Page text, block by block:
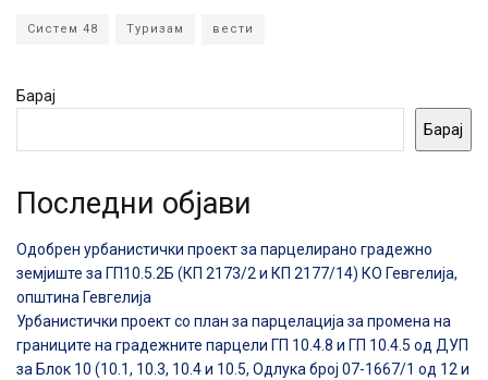
Систем 48 Туризам вести
Барај
Барај
Последни објави
Одобрен урбанистички проект за парцелирано градежно
земјиште за ГП10.5.2Б (КП 2173/2 и КП 2177/14) КО Гевгелија,
општина Гевгелија
Урбанистички проект со план за парцелација за промена на
границите на градежните парцели ГП 10.4.8 и ГП 10.4.5 од ДУП
за Блок 10 (10.1, 10.3, 10.4 и 10.5, Одлука број 07-1667/1 од 12 и